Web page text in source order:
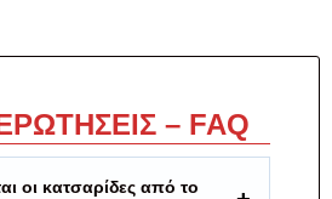
– FAQ
οι κατσαρίδες από το